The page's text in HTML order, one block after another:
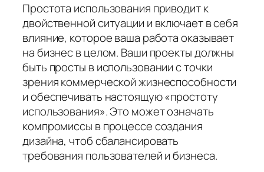
Простота использования приводит к
двойственной ситуации и включает в себя
влияние, которое ваша работа оказывает
на бизнес в целом. Ваши проекты должны
быть просты в использовании с точки
зрения коммерческой жизнеспособности
и обеспечивать настоящую «простоту
использования». Это может означать
компромиссы в процессе создания
дизайна, чтоб сбалансировать
требования пользователей и бизнеса.